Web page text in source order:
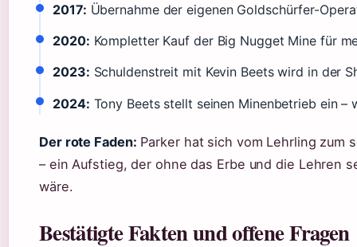
2017: Übernahme der eigenen Goldschürfer-
2020: Kompletter Kauf der Big Nugget Mine für
2023: Schuldenstreit mit Kevin Beets wird in der
2024: Tony Beets stellt seinen Minenbetrieb ein –
Der rote Faden: Parker hat sich vom Lehrling
– ein Aufstieg, der ohne das Erbe und die Lehren
wäre.
Bestätigte Fakten und offene Fragen